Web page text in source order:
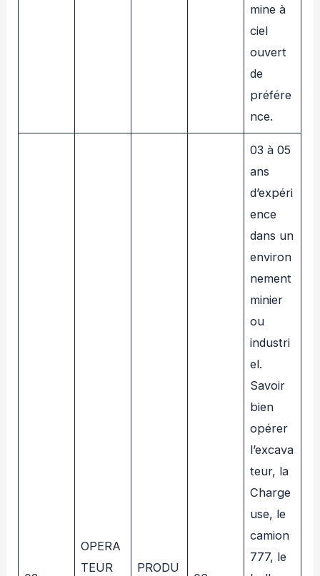
mine à
ciel
ouvert
de
préfére
nce.
OPERA
TEUR
PRODU
03 à 05
ans
d’expéri
ence
dans un
environ
nement
minier
ou
industri
el.
Savoir
bien
opérer
l’excava
teur, la
Charge
use, le
camion
777, le